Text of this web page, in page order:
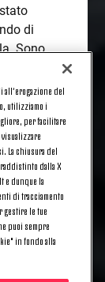
di
Sono
gestire le
ci
sotto con
del
utilizziamo i
per facilitare
La chiusura del
dalla X
e dunque la
di tracciamento
le tue
puoi sempre
in fondo alla